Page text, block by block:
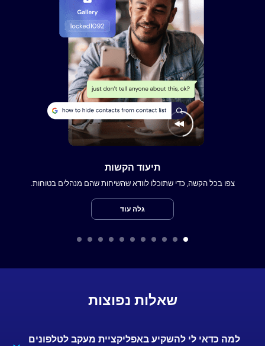
תיעוד הקשות
צפו בכל הקשה, כדי שתוכלו לוודא שהשיחות שהם מנהלים בטוחות.
גלה עוד
שאלות נפוצות
למה כדאי לי להשקיע באפליקציית מעקב לטלפונים